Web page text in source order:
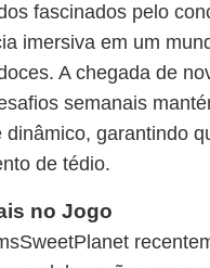
fascinados pelo
imersiva em um
A chegada de
semanais
dinâmico, garantindo
de tédio.
no Jogo